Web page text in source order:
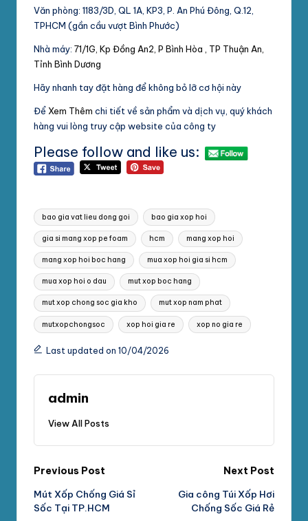
Văn phòng: 1183/3D, QL 1A, KP3, P. An Phú Đông, Q.12,
TPHCM (gần cầu vượt Bình Phước)
Nhà máy: 71/1G, Kp Đồng An2, P Bình Hòa , TP Thuận An,
Tỉnh Bình Dương
Hãy nhanh tay đặt hàng để không bỏ lỡ cơ hội này
Để Xem Thêm chi tiết về sản phẩm và dịch vụ, quý khách
hàng vui lòng truy cập website của công ty
Please follow and like us:
Tags:
bao gia vat lieu dong goi bao gia xop hoi
gia si mang xop pe foam hcm mang xop hoi
mang xop hoi boc hang mua xop hoi gia si hcm
mua xop hoi o dau mut xop boc hang
mut xop chong soc gia kho mut xop nam phat
mutxopchongsoc xop hoi gia re xop no gia re
Last updated on 10/04/2026
admin
View All Posts
Post
navigation
Previous Post
Mút Xốp Chống Giá Sỉ
Sốc Tại TP.HCM
Next Post
Gia công Túi Xốp Hơi
Chống Sốc Giá Rẻ